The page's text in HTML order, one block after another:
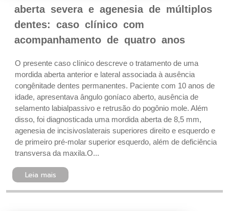
aberta severa e agenesia de múltiplos
dentes: caso clínico com
acompanhamento de quatro anos
O presente caso clínico descreve o tratamento de uma
mordida aberta anterior e lateral associada à ausência
congênitade dentes permanentes. Paciente com 10 anos de
idade, apresentava ângulo goníaco aberto, ausência de
selamento labialpassivo e retrusão do pogônio mole. Além
disso, foi diagnosticada uma mordida aberta de 8,5 mm,
agenesia de incisivoslaterais superiores direito e esquerdo e
de primeiro pré-molar superior esquerdo, além de deficiência
transversa da maxila.O...
Leia mais